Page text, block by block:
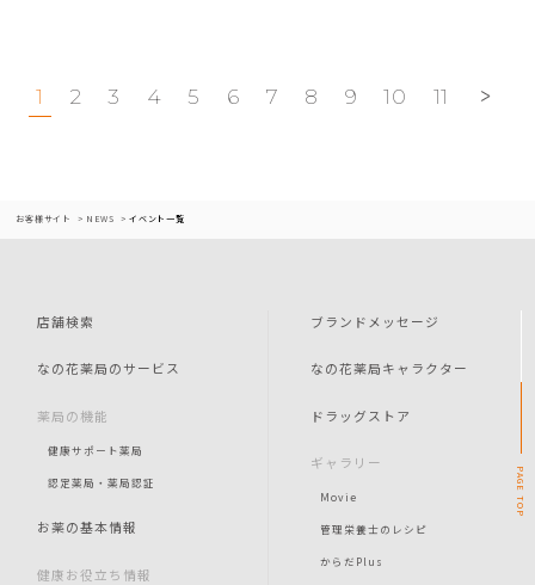
1 2 3 4 5 6 7 8 9 10 11
お客様サイト NEWS イベント一覧
店舗検索
なの花薬局のサービス
薬局の機能
健康サポート薬局
認定薬局・薬局認証
お薬の基本情報
健康お役立ち情報
ブランドメッセージ
なの花薬局キャラクター
ドラッグストア
ギャラリー
Movie
管理栄養士のレシピ
からだPlus
PAGE
TOP